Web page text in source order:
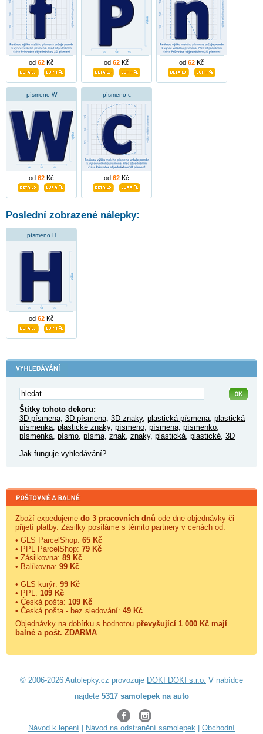
od 62 Kč od 62 Kč od 62 Kč
písmeno W
od 62 Kč
písmeno c
od 62 Kč
Poslední zobrazené nálepky:
písmeno H
od 62 Kč
Štítky tohoto dekoru:
3D písmena, 3D písmena, 3D znaky, plastická písmena, plastická
písmenka, plastické znaky, písmeno, písmena, písmenko,
písmenka, písmo, písma, znak, znaky, plastická, plastické, 3D
Jak funguje vyhledávání?
Zboží expedujeme do 3 pracovních dnů ode dne objednávky či
přijetí platby. Zásilky posíláme s těmito partnery v cenách od:
• GLS ParcelShop: 65 Kč
• PPL ParcelShop: 79 Kč
• Zásilkovna: 89 Kč
• Balíkovna: 99 Kč
• GLS kurýr: 99 Kč
• PPL: 109 Kč
• Česká pošta: 109 Kč
• Česká pošta - bez sledování: 49 Kč
Objednávky na dobírku s hodnotou převyšující 1 000 Kč mají
balné a pošt. ZDARMA.
© 2006-2026 Autolepky.cz provozuje DOKI DOKI s.r.o. V nabídce
najdete 5317 samolepek na auto
Návod k lepení Návod na odstranění samolepek Obchodní